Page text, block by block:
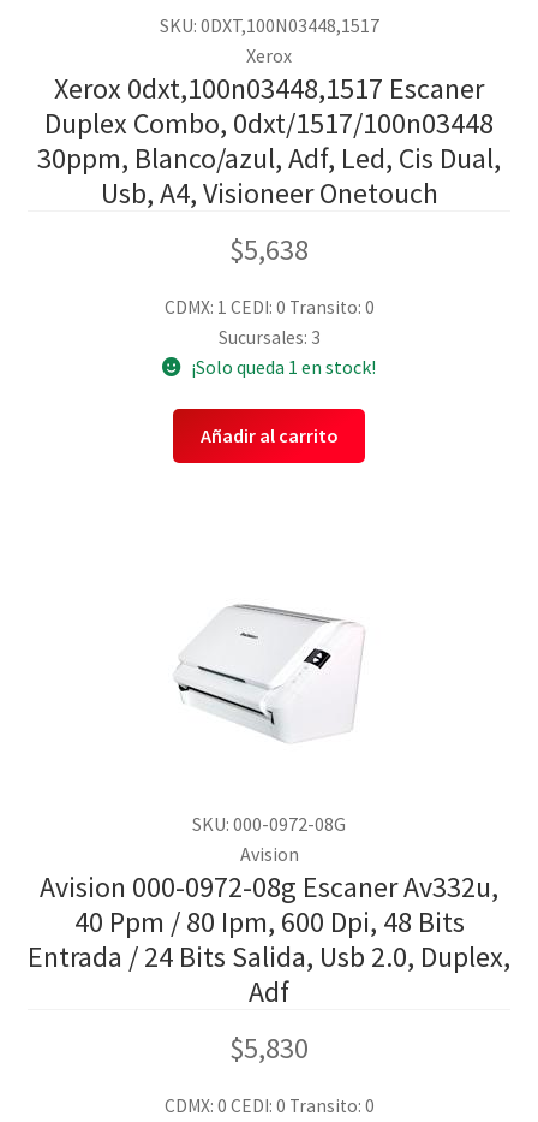
SKU: 0DXT,100N03448,1517
Xerox
Xerox 0dxt,100n03448,1517 Escaner
Duplex Combo, 0dxt/1517/100n03448
30ppm, Blanco/azul, Adf, Led, Cis Dual,
Usb, A4, Visioneer Onetouch
$5,638
CDMX: 1 CEDI: 0 Transito: 0
Sucursales: 3
¡Solo queda 1 en stock!
Añadir al carrito
SKU: 000-0972-08G
Avision
Avision 000-0972-08g Escaner Av332u,
40 Ppm / 80 Ipm, 600 Dpi, 48 Bits
Entrada / 24 Bits Salida, Usb 2.0, Duplex,
Adf
$5,830
CDMX: 0 CEDI: 0 Transito: 0